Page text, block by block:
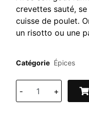
crevettes sauté,
cuisse de poulet.
un risotto ou une
Catégorie Épices
- +